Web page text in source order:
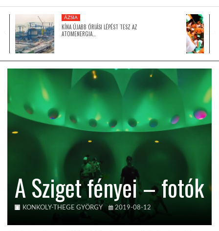
GLOBOTV BP
TROPICALMAGAZIN
AFRIKA TUDÁSTÁR
A NAP SZÉPE
ÁZSIA
KÍNA ÚJABB ÓRIÁSI LÉPÉST TESZ AZ
ATOMENERGIA…
A Sziget fényei – fotók
KONKOLY-THEGE GYÖRGY 2019-08-12